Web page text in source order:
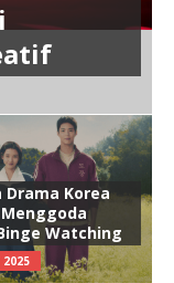
Drama Korea
Watching
2025